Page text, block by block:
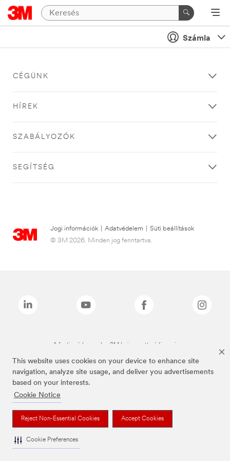
This website uses cookies on your device to enhance site
navigation, analyze site usage, and deliver you advertisements
based on your interests.
Cookie Notice
Reject Non-Essential Cookies Accept Cookies
Cookie Preferences
Számla
CÉGÜNK
HÍREK
SZABÁLYOZÓK
SEGÍTSÉG
Jogi információk Adatvédelem
Süti beállítások
© 3M 2026. Minden jog fenntartva.
A fenti márkanevek a 3M bejegyzett védjegyei.